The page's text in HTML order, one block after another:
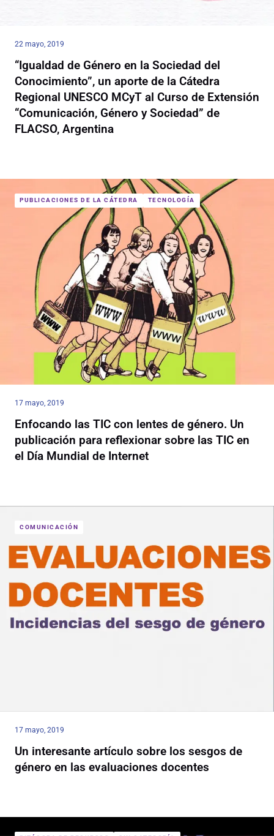
22 mayo, 2019
“Igualdad de Género en la Sociedad del
Conocimiento”, un aporte de la Cátedra
Regional UNESCO MCyT al Curso de Extensión
“Comunicación, Género y Sociedad” de
FLACSO, Argentina
PUBLICACIONES DE LA CÁTEDRA TECNOLOGÍA
17 mayo, 2019
Enfocando las TIC con lentes de género. Un
publicación para reflexionar sobre las TIC en
el Día Mundial de Internet
COMUNICACIÓN
17 mayo, 2019
Un interesante artículo sobre los sesgos de
género en las evaluaciones docentes